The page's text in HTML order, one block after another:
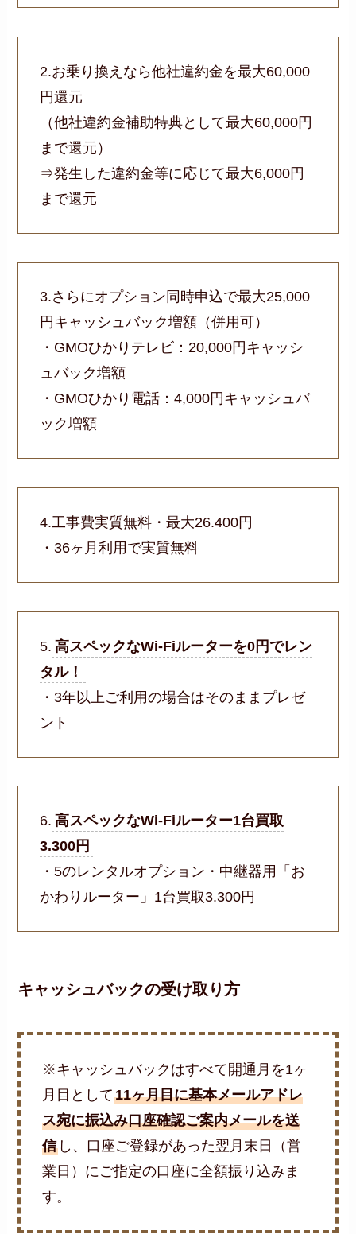
2.お乗り換えなら他社違約金を最大60,000
円還元
（他社違約金補助特典として最大60,000円
まで還元）
⇒発生した違約金等に応じて最大6,000円
まで還元
3.さらにオプション同時申込で最大25,000
円キャッシュバック増額（併用可）
・GMOひかりテレビ：20,000円キャッシ
ュバック増額
・GMOひかり電話：4,000円キャッシュバ
ック増額
4.工事費実質無料・最大26.400円
・36ヶ月利用で実質無料
5. 高スペックなWi-Fiルーターを0円でレン
タル！
・3年以上ご利用の場合はそのままプレゼ
ント
6. 高スペックなWi-Fiルーター1台買取
3.300円
・5のレンタルオプション・中継器用「お
かわりルーター」1台買取3.300円
キャッシュバックの受け取り方
※キャッシュバックはすべて開通月を1ヶ
月目として11ヶ月目に基本メールアドレ
ス宛に振込み口座確認ご案内メールを送
信 し、口座ご登録があった翌月末日（営
業日）にご指定の口座に全額振り込みま
す。